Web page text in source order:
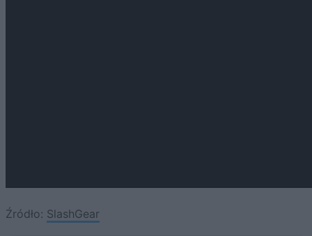
Źródło: SlashGear